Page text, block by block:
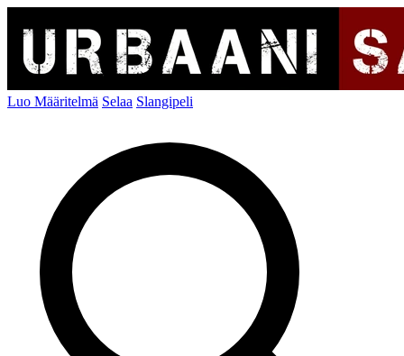
Luo Määritelmä Selaa Slangipeli